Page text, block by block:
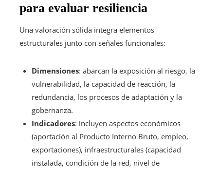
para evaluar resiliencia
Una valoración sólida integra elementos
estructurales junto con señales funcionales:
Dimensiones: abarcan la exposición al riesgo, la
vulnerabilidad, la capacidad de reacción, la
redundancia, los procesos de adaptación y la
gobernanza.
Indicadores: incluyen aspectos económicos
(aportación al Producto Interno Bruto, empleo,
exportaciones), infraestructurales (capacidad
instalada, condición de la red, nivel de